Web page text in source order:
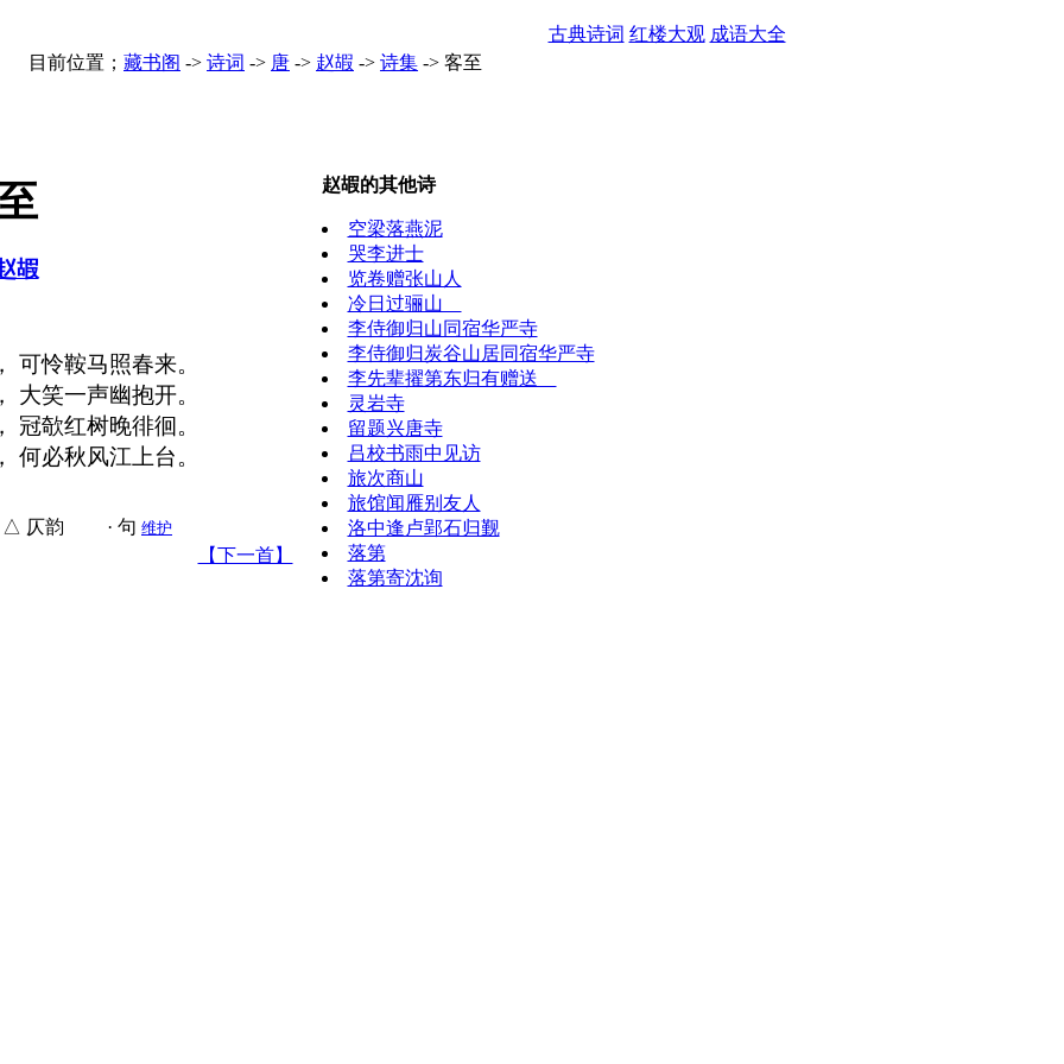
古典诗词 红楼大观 成语大全
目前位置； 藏书阁 -> 诗词 -> 唐 -> 赵嘏 -> 诗集 -> 客至
嘏
可怜鞍马照春来。
大笑一声幽抱开。
冠欹红树晚徘徊。
何必秋风江上台。
仄韵 · 句 维护
【下一首】
赵嘏的其他诗
空梁落燕泥
哭李进士
览卷赠张山人
冷日过骊山
李侍御归山同宿华严寺
李侍御归炭谷山居同宿华严寺
李先辈擢第东归有赠送
灵岩寺
留题兴唐寺
吕校书雨中见访
旅次商山
旅馆闻雁别友人
洛中逢卢郢石归觐
落第
落第寄沈询